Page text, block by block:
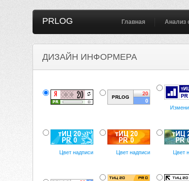
PRLOG Главная Анализ
ДИЗАЙН ИНФОРМЕРА
Цвет надписи Цвет надписи Цвет